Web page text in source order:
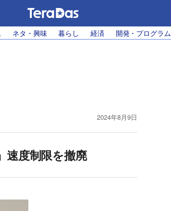
ネタ・興味 暮らし 経済 開発・プログラム
2024年8月9日
速度制限を撤廃